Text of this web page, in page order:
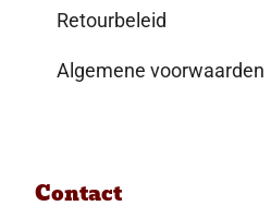
Retourbeleid
Algemene voorwaarden
Contact